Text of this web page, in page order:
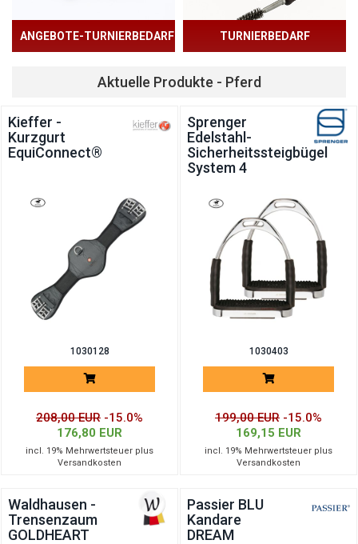
ANGEBOTE-TURNIERBEDARF TURNIERBEDARF
Aktuelle Produkte - Pferd
Kieffer -
Kurzgurt
EquiConnect®
1030128
208,00 EUR -15.0%
176,80 EUR
incl. 19% Mehrwertsteuer plus
Versandkosten
Sprenger
Edelstahl-
Sicherheitssteigbügel
System 4
1030403
199,00 EUR -15.0%
169,15 EUR
incl. 19% Mehrwertsteuer plus
Versandkosten
Waldhausen -
Trensenzaum
GOLDHEART
Passier BLU
Kandare
DREAM